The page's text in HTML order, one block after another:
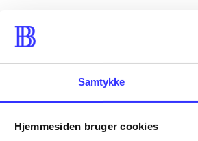
Samtykke
Hjemmesiden bruger cookies